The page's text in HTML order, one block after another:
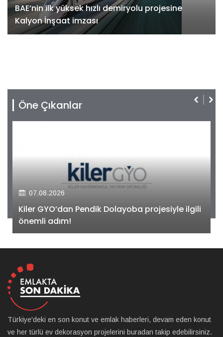
BAE’nin ilk yüksek hızlı demiryolu projesine
Kalyon İnşaat imzası
Öne Çıkanlar
07.08.2026
Kiler GYO’dan Pendik Dolayoba projesiyle ilgili
önemli adım!
Türkiye'deki en son konut ve emlak haberleri, devam eden konut
ve her türlü ev dekorasyon projelerini buradan takip edebilirsiniz.